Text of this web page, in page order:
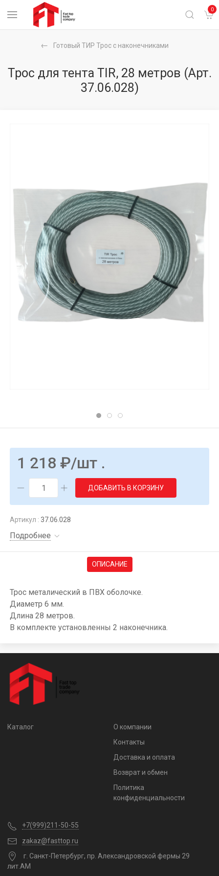
0
Готовый ТИР Трос с наконечниками
Трос для тента TIR, 28 метров (Арт.
37.06.028)
1 218 ₽/шт .
ДОБАВИТЬ В КОРЗИНУ
Артикул : 37.06.028
Подробнее
ОПИСАНИЕ
Трос металический в ПВХ оболочке.
Диаметр 6 мм.
Длина 28 метров.
В комплекте установленны 2 наконечника.
Каталог
О компании
Контакты
Доставка и оплата
Возврат и обмен
Политика
конфиденциальности
+7(999)211-50-55
zakaz@fasttop.ru
г. Санкт-Петербург, пр. Александровской фермы 29
лит.АМ